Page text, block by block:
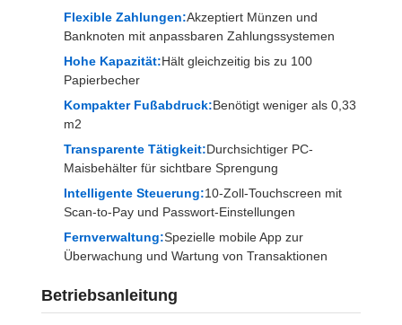
Flexible Zahlungen:Akzeptiert Münzen und
Banknoten mit anpassbaren Zahlungssystemen
Hohe Kapazität:Hält gleichzeitig bis zu 100
Papierbecher
Kompakter Fußabdruck:Benötigt weniger als 0,33
m2
Transparente Tätigkeit:Durchsichtiger PC-
Maisbehälter für sichtbare Sprengung
Intelligente Steuerung:10-Zoll-Touchscreen mit
Scan-to-Pay und Passwort-Einstellungen
Fernverwaltung:Spezielle mobile App zur
Überwachung und Wartung von Transaktionen
Betriebsanleitung